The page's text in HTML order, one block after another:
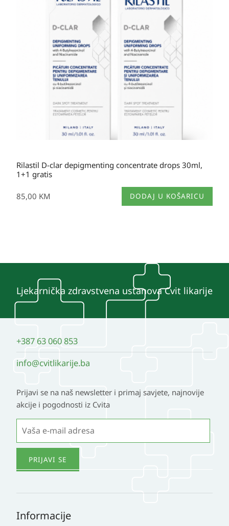
mogu
odabrati
stranici
proizvoda
Rilastil D-clar depigmenting concentrate drops 30ml,
1+1 gratis
85,00 KM DODAJ U KOŠARICU
Ljekarnička zdravstvena ustanova Cvit likarije
+387 63 060 853
info@cvitlikarije.ba
Prijavi se na naš newsletter i primaj savjete, najnovije
akcije i pogodnosti iz Cvita
Informacije